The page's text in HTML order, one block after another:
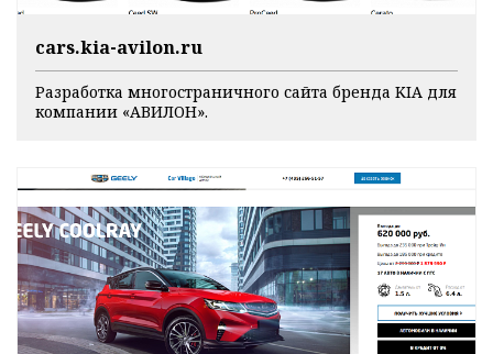
cars.kia-avilon.ru
Разработка многостраничного сайта бренда KIA для
компании «АВИЛОН».